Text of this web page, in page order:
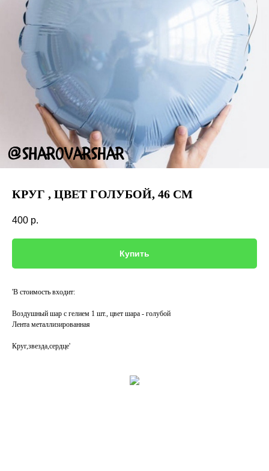
КРУГ , ЦВЕТ ГОЛУБОЙ, 46 СМ
400 р.
Купить
'В стоимость входит:
Воздушный шар с гелием 1 шт., цвет шара - голубой
Лента металлизированная
Круг,звезда,сердце'